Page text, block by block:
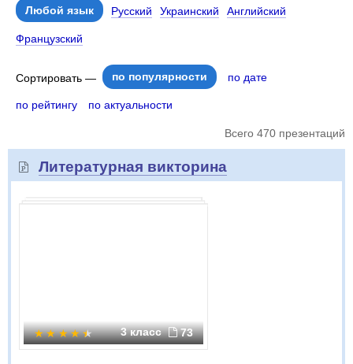
Любой язык Русский Украинский Английский
Французский
Сортировать — по популярности по дате
по рейтингу по актуальности
Всего 470 презентаций
Литературная викторина
3 класс 73